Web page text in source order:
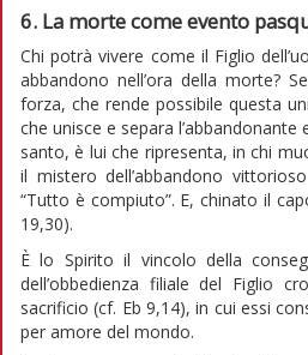
6. La morte come evento
Chi potrà vivere come il Figlio
abbandono nell’ora della morte?
forza, che rende possibile questa
che unisce e separa l’abbandonante
santo, è lui che ripresenta, in chi
il mistero dell’abbandono
“Tutto è compiuto”. E, chinato il
19,30).
È lo Spirito il vincolo della
dell’obbedienza filiale del Figlio
sacrificio (cf. Eb 9,14), in cui essi
per amore del mondo.